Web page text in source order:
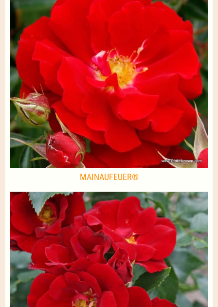
MAINAUFEUER®